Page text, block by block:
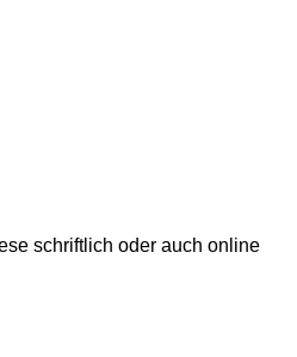
schriftlich oder auch online